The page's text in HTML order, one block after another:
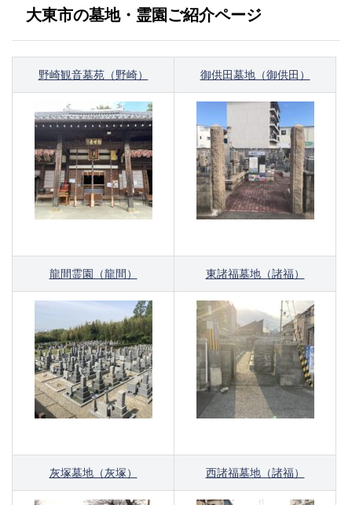
大東市の墓地・霊園ご紹介ページ
野崎観音墓苑（野崎） 御供田墓地（御供田）
龍間霊園（龍間） 東諸福墓地（諸福）
灰塚墓地（灰塚） 西諸福墓地（諸福）